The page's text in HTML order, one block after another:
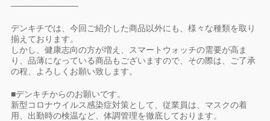
————————
デンキチでは、今回ご紹介した商品以外にも、様々な種類を取り
揃えております。
しかし、健康志向の方が増え、スマートウォッチの需要が高ま
り、品薄になっている商品もございますので、その際は、ご了承
の程、よろしくお願い致します。
■デンキチからのお願いです。
新型コロナウイルス感染症対策として、従業員は、マスクの着
用、出勤時の検温など、体調管理を徹底しております。